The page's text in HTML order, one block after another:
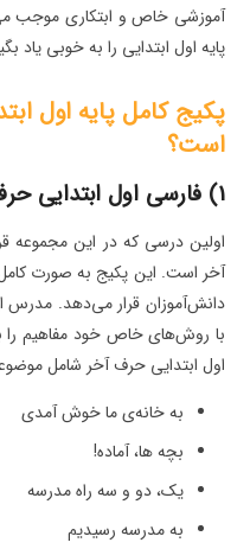
آموزشی خاص و ابتکاری موجب
پایه اول ابتدایی را به خوبی یاد
پکیج کامل پایه اول
است؟
1) فارسی اول ابتدایی حرف آخر
اولین درسی که در این مجموعه
آخر است. این پکیج به صورت کامل
دانش‌آموزان قرار می‌دهد.
با روش‌های خاص خود مفاهیم
اول ابتدایی حرف آخر شامل
به خانه‌ی ما خوش آمدی
بچه ها، آماده!
یک، دو و سه راه مدرسه
به مدرسه رسیدیم